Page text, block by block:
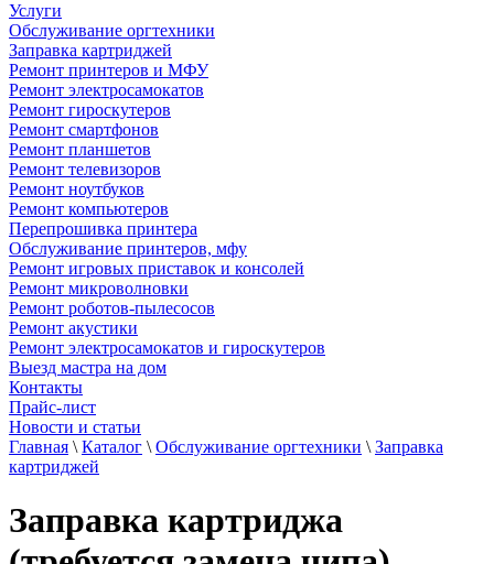
Услуги
Обслуживание оргтехники
Заправка картриджей
Ремонт принтеров и МФУ
Ремонт электросамокатов
Ремонт гироскутеров
Ремонт смартфонов
Ремонт планшетов
Ремонт телевизоров
Ремонт ноутбуков
Ремонт компьютеров
Перепрошивка принтера
Обслуживание принтеров, мфу
Ремонт игровых приставок и консолей
Ремонт микроволновки
Ремонт роботов-пылесосов
Ремонт акустики
Ремонт электросамокатов и гироскутеров
Выезд мастра на дом
Контакты
Прайс-лист
Новости и статьи
Главная \ Каталог \ Обслуживание оргтехники \ Заправка
картриджей
Заправка картриджа